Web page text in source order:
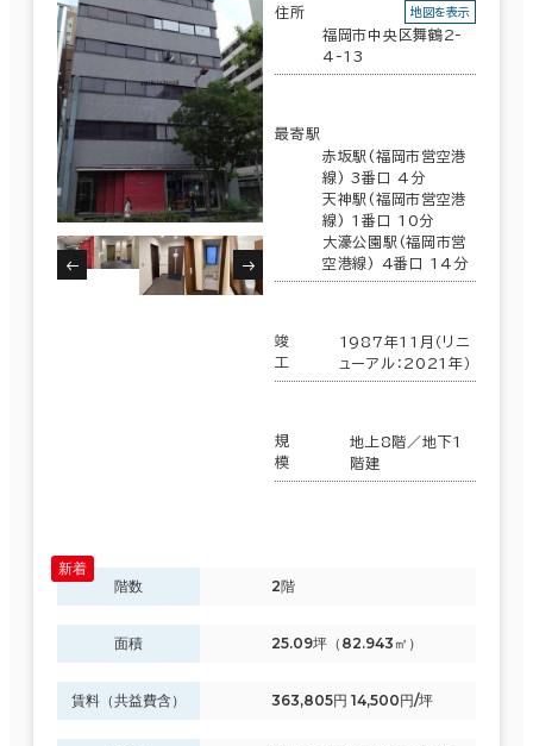
住所
福岡市中央区舞鶴2-
4-13
地図を表示
最寄駅
赤坂駅(福岡市営空港
線) 3番口 4分
天神駅(福岡市営空港
線) 1番口 10分
大濠公園駅(福岡市営
空港線) 4番口 14分
竣
工
1987年11月（リニ
ューアル：2021年）
規
模
地上8階／地下1
階建
階数 2階
面積 25.09坪（82.943㎡）
賃料（共益費含） 363,805円 14,500円/坪